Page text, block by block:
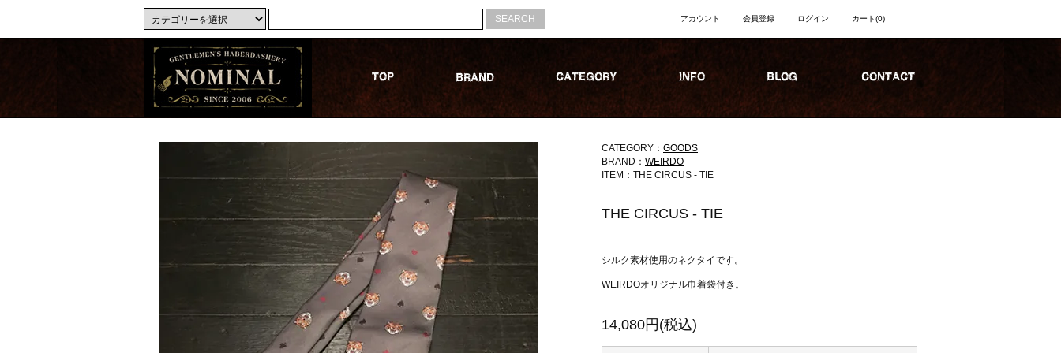
アカウント 会員登録 ログイン カート(0)
CATEGORY： GOODS
BRAND： WEIRDO
ITEM：THE CIRCUS - TIE
THE CIRCUS - TIE
シルク素材使用のネクタイです。
WEIRDOオリジナル巾着袋付き。
14,080円(税込)